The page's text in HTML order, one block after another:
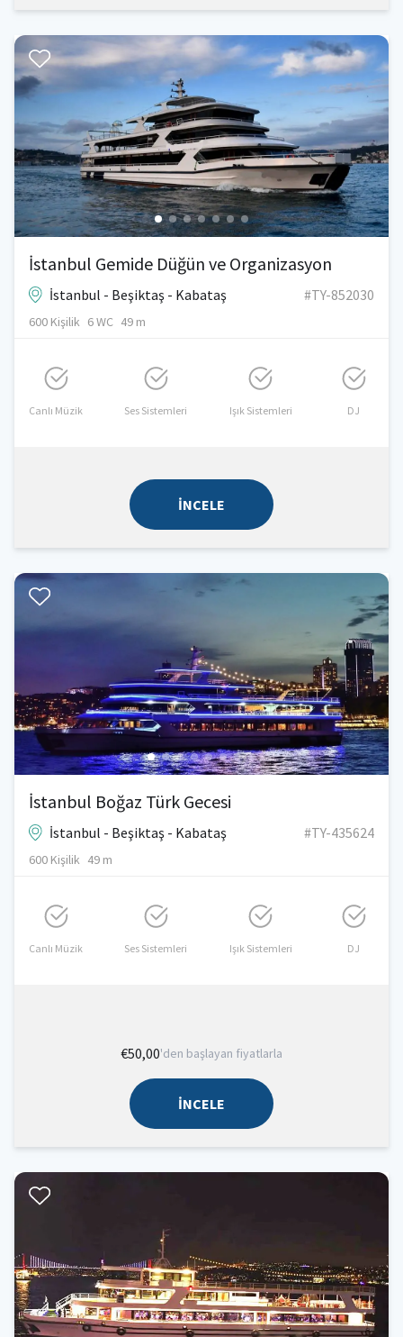
İstanbul Gemide Düğün ve Organizasyon
İstanbul - Beşiktaş - Kabataş #TY-852030
600 Kişilik 6 WC 49 m
Canlı Müzik Ses Sistemleri Işık Sistemleri DJ
İNCELE
İstanbul Boğaz Türk Gecesi
İstanbul - Beşiktaş - Kabataş #TY-435624
600 Kişilik 49 m
Canlı Müzik Ses Sistemleri Işık Sistemleri DJ
€50,00'den başlayan fiyatlarla
İNCELE